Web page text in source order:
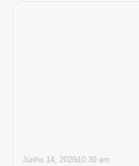
Junho 14, 202610:30 am